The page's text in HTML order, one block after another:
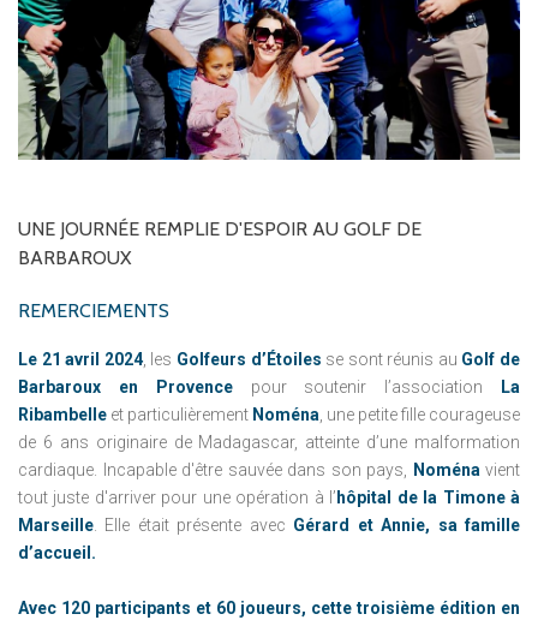
UNE JOURNÉE REMPLIE D'ESPOIR AU GOLF DE
BARBAROUX
REMERCIEMENTS
Le 21 avril 2024, les Golfeurs d’Étoiles se sont réunis au Golf de
Barbaroux en Provencepour soutenir l’association
La
Ribambelle et particulièrement Noména, une petite fille courageuse
de 6 ans originaire de Madagascar, atteinte d’une malformation
cardiaque. Incapable d'être sauvée dans son pays, Noménavient
tout juste d'arriver pour une opération à l’ hôpital de la Timone à
Marseille. Elle était présente avec Gérard et Annie, sa famille
d’accueil.
Avec 120 participants et 60 joueurs, cette troisième édition en